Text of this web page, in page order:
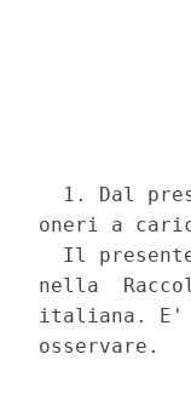
1. Dal
oneri a
Il
nella
italiana. E'
osservare.